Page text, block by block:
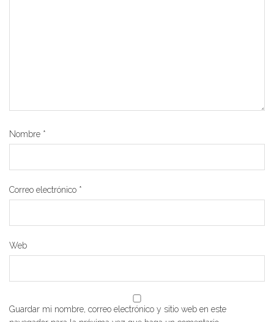
Nombre *
Correo electrónico *
Web
Guardar mi nombre, correo electrónico y sitio web en este